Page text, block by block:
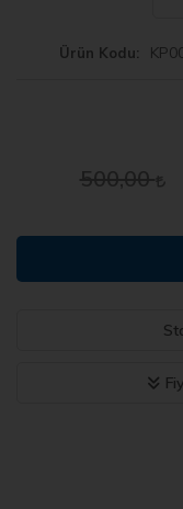
Ürün Kodu
500,00